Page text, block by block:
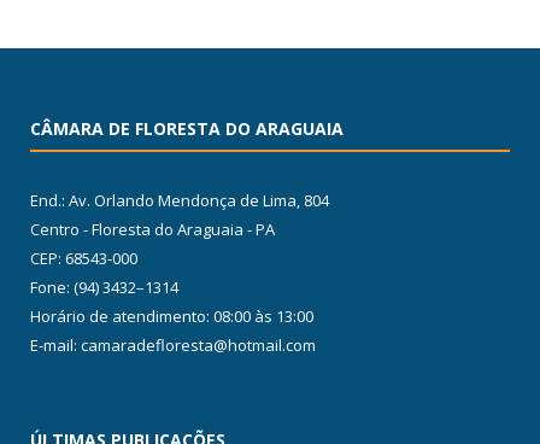
CÂMARA DE FLORESTA DO ARAGUAIA
End.: Av. Orlando Mendonça de Lima, 804
Centro - Floresta do Araguaia - PA
CEP: 68543-000
Fone: (94) 3432–1314
Horário de atendimento: 08:00 às 13:00
E-mail: camaradefloresta@hotmail.com